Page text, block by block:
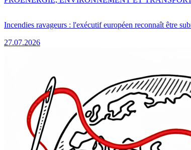
Incendies ravageurs : l'exécutif européen reconnaît être
27.07.2026